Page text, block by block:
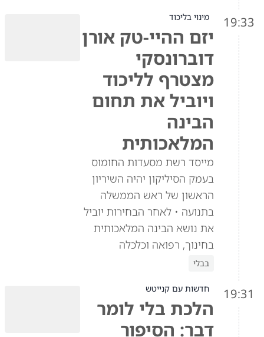
19:33 מינוי בליכוד
יזם ההיי-טק אורן
דוברונסקי
מצטרף לליכוד
ויוביל את תחום
הבינה
המלאכותית
מייסד רשת מסעדות החומוס
בעמק הסיליקון יהיה השיריון
הראשון של ראש הממשלה
בתנועה • לאחר הבחירות יוביל
את נושא הבינה המלאכותית
בחינוך, רפואה וכלכלה
בבלי
19:31 חדשות עם קנייטש
הלכת בלי לומר
דבר: הסיפור